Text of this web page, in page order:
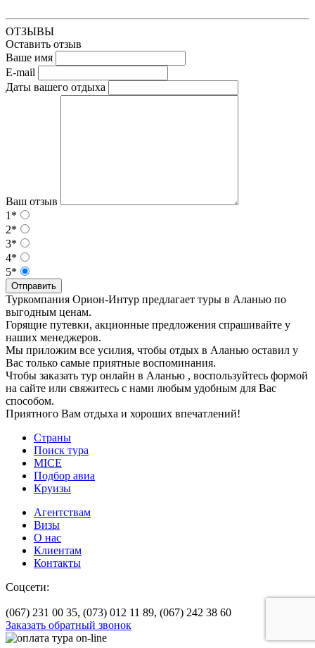
ОТЗЫВЫ
Оставить отзыв
Ваше имя
E-mail
Даты вашего отдыха
Ваш отзыв
1*
2*
3*
4*
5*
Отправить
Туркомпания Орион-Интур предлагает туры в Аланью по
выгодным ценам.
Горящие путевки, акционные предложения спрашивайте у
наших менеджеров.
Мы приложим все усилия, чтобы отдых в Аланью оставил у
Вас только самые приятные воспоминания.
Чтобы заказать тур онлайн в Аланью , воспользуйтесь формой
на сайте или свяжитесь с нами любым удобным для Вас
способом.
Приятного Вам отдыха и хороших впечатлений!
Страны
Поиск тура
MICE
Подбор авиа
Круизы
Агентствам
Визы
О нас
Клиентам
Контакты
Соцсети:
(067) 231 00 35, (073) 012 11 89, (067) 242 38 60
Заказать обратный звонок